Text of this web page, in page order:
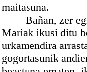
maitasuna.
Bañan, zer
Mariak ikusi ditu
urkamendira
gogortasunik